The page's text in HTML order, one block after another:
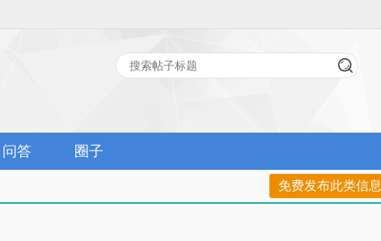
问答 圈子
免费发布此类信息